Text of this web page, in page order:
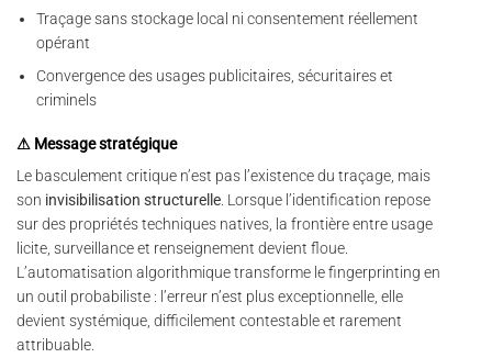
Traçage sans stockage local ni consentement réellement
opérant
Convergence des usages publicitaires, sécuritaires et
criminels
⚠ Message stratégique
Le basculement critique n’est pas l’existence du traçage, mais
son invisibilisation structurelle. Lorsque l’identification repose
sur des propriétés techniques natives, la frontière entre usage
licite, surveillance et renseignement devient floue.
L’automatisation algorithmique transforme le fingerprinting en
un outil probabiliste : l’erreur n’est plus exceptionnelle, elle
devient systémique, difficilement contestable et rarement
attribuable.